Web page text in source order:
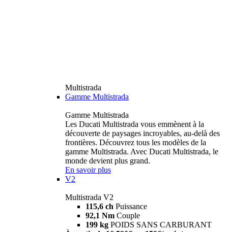
Multistrada
Gamme Multistrada
Gamme Multistrada
Les Ducati Multistrada vous emmènent à la
découverte de paysages incroyables, au-delà des
frontières. Découvrez tous les modèles de la
gamme Multistrada. Avec Ducati Multistrada, le
monde devient plus grand.
En savoir plus
V2
Multistrada V2
115,6 ch Puissance
92,1 Nm Couple
199 kg POIDS SANS CARBURANT